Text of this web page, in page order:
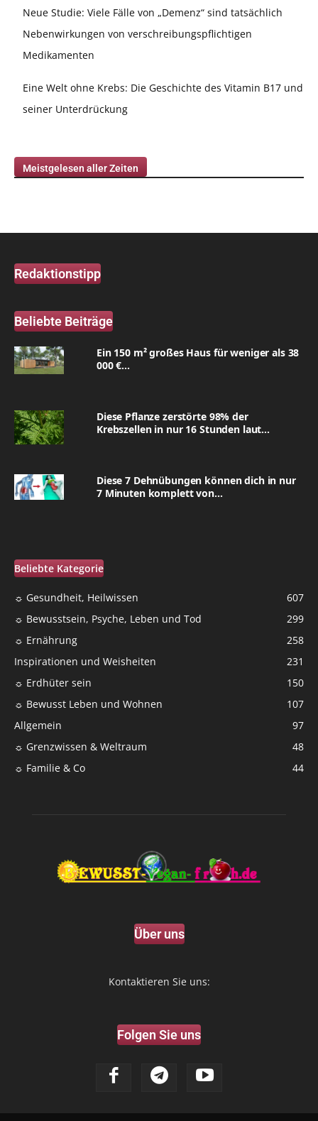
Neue Studie: Viele Fälle von „Demenz“ sind tatsächlich
Nebenwirkungen von verschreibungspflichtigen
Medikamenten
Eine Welt ohne Krebs: Die Geschichte des Vitamin B17 und
seiner Unterdrückung
Meistgelesen aller Zeiten
Redaktionstipp
Beliebte Beiträge
Ein 150 m² großes Haus für weniger als 38
000 €...
Diese Pflanze zerstörte 98% der
Krebszellen in nur 16 Stunden laut...
Diese 7 Dehnübungen können dich in nur
7 Minuten komplett von...
Beliebte Kategorie
☼ Gesundheit, Heilwissen
607
☼ Bewusstsein, Psyche, Leben und Tod
299
☼ Ernährung
258
Inspirationen und Weisheiten
231
☼ Erdhüter sein
150
☼ Bewusst Leben und Wohnen
107
Allgemein
97
☼ Grenzwissen & Weltraum
48
☼ Familie & Co
44
Über uns
Kontaktieren Sie uns:
Folgen Sie uns